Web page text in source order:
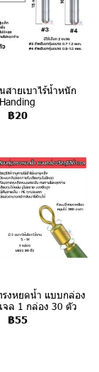
สายเบาไร้น้ำหนัก
Handing
฿20
งหยดน้ำ แบบกล่อง
ล 1 กล่อง 30 ตัว
฿55